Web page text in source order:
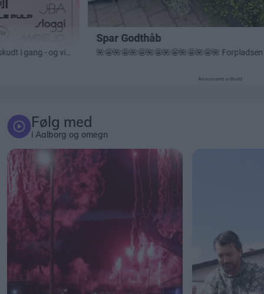
Annonceret indhold
Følg med
i Aalborg og omegn